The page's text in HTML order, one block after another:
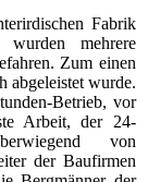
und nach in die Untertage-Verlagerung ein, damit sie besser geschützt waren. Infolge des Treibstoffmangels wurden mehrere Bagger auf den elektrischen Arbeitsbetrieb umgebaut. Auch wurden sämtliche Kompressoranlagen elektrisch betrieben. Durch das Aufstellen von Exhaus-Toren vor und über den Stollenmundlöchern war die Bewetterung der untertägigen Baustellen, wenn auch in einfachster Form gegeben. Später fanden die Bewetterungsanlagen einen Platz in den Förderstollen. Die Wetterlutten hatten einen Durchmesser von 60 und 80 Zentimetern. Es wurden jeweils zwei Luttenleitungen bis zu den Vortriebsbaustellen verlegt. Durch die eine Luttenleitung wurden frische Wetter in die untertägigen Räume hineingeblasen und durch die Andere wurden die matten Wetter abgesaugt. Besonders angenehm machten sich die Durchbrüche zwischen den Kammern und den Förderstollen bemerkbar. Denn dann trat eine natürliche Luftzirkulation ein und die Baustellen wurden mit Frischluft umspült. Auch im südlichen Teil des Stollensystems, im späteren Fertigungsbereich der Raketen Taifun und Schmetterling, wurde diese Belüftungsart provisorisch errichtet. Die gesamte und endgültige Klimaanlageder U-Verlagerung "Anhydrit" befand sich noch in der Planungsstufe. Dabei sollten die Erfahrungen aus dem schon bestehenden Mittelwerk im Kohnstein in die Planung mit einfließen. Probleme bereitete auch die Wasserversorgung. Das einzige sich in der Nähe befindliche Flüsschen Zorge war (und ist) sehr klein. Die Zorge führte nicht genug Wasser um den enormen Verbrauch sicher zu stellen. Ausserdem war das Zorge-Wasser stark verschmutzt, so daß das Flusswasser nur als Brauchwasser verwendet werden konnte. Zu diesem Zweck wurde ein Brunnen im Flussbett angelegt, der mit Rohrleitungen mit der Baustelle verbunden war. Während der Bauzeit erfolgte die Trinkwasserversorgung aus dem eh schon überlasteten Wasserversorgungsnetz der Stadt Nordhausen. Die Stadt Nordhausen musste auch die anderen Untertage-Verlagerungen, bzw. deren Baustellen mit Trinkwasser versorgen. Das von der Sonderinspektion II geplante zentrale Wasserversorgungsnetz war bereits im Bau. Vor dem Südhang des Berges, vor den Fahrstollen C, D und E wurde eine provisorische Kläranlage errichtet. Diese war vollkommen ausreichend für die anfallenden Abwässer der Baustelle. Bei Fertigstellung der Anlage B3a und nach Einbau der 2-geschossigen sanitären Anlagen im Inneren des Berges, sollte das Kanalisationsnetz erweitert werden. Die Abwässer sollten dann zur zentralen Großkläranlage neben dem Amoniakwerk bei Niedersachswerfen geleitet werden. Dieses Klärwerk sollte auch die Abwässer der anderen U-Verlagerungen rund um Nordhausen reinigen. Doch bis dahin wurde das provisorisch gereinigte Abwasser der Zorge zugeführt. Die übertage im freien Gelände verlaufenden Wasserrohre zur Ent- und Bewässerung des Bauprojekts "B3a" waren nicht bombensicher geplant.Die Baukosten der U-Verlagerung "Anhydrit"